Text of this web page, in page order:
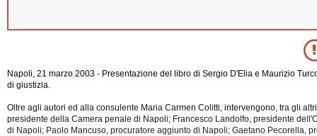
Napoli, 21 marzo 2003 - Presentazione del libro di Sergio D'Elia e Maurizio
di giustizia.
Oltre agli autori ed alla consulente Maria Carmen Colitti, intervengono, tra gli
presidente della Camera penale di Napoli; Francesco Landolfo, presidente
di Napoli; Paolo Mancuso, procuratore aggiunto di Napoli; Gaetano Pecorella,